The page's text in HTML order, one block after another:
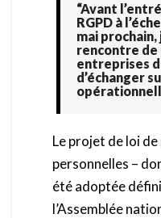
“Avant
RGPD à
mai prochain,
rencontre de
entreprises
d’échanger
Le projet de loi
personnelles –
été adoptée
l’Assemblée